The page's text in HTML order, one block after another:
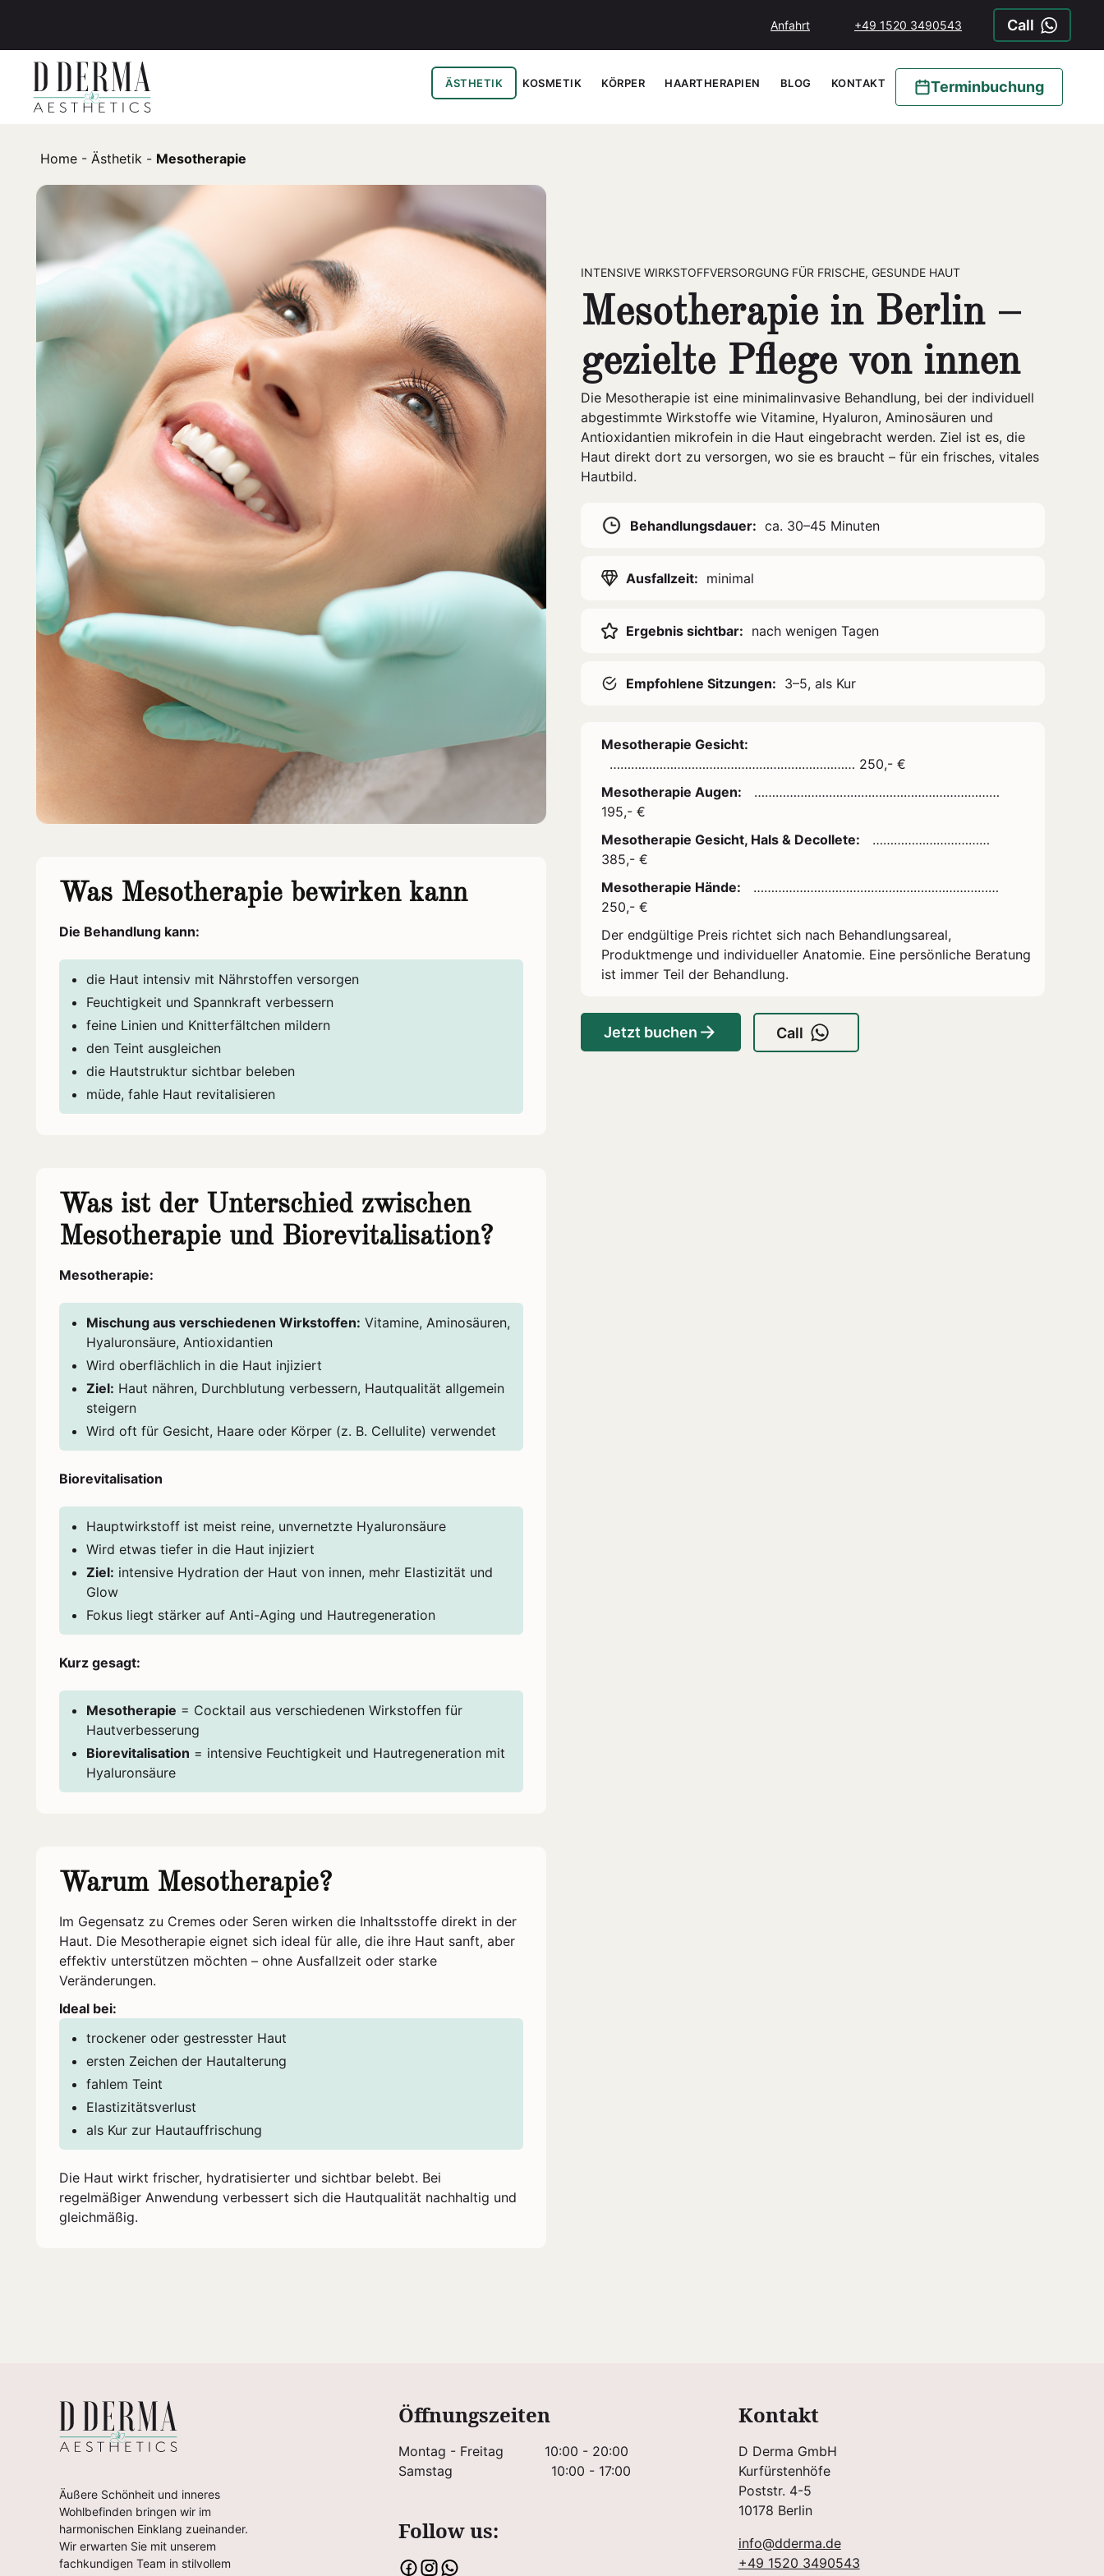
Zum Hauptinhalt springen
Anfahrt +49 1520 3490543 Call
ÄSTHETIK KOSMETIK KÖRPER HAARTHERAPIEN BLOG KONTAKT Terminbuchung
Home - Ästhetik - Mesotherapie
Was Mesotherapie bewirken kann
Die Behandlung kann:
die Haut intensiv mit Nährstoffen versorgen
Feuchtigkeit und Spannkraft verbessern
feine Linien und Knitterfältchen mildern
den Teint ausgleichen
die Hautstruktur sichtbar beleben
müde, fahle Haut revitalisieren
Was ist der Unterschied zwischen
Mesotherapie und Biorevitalisation?
Mesotherapie:
Mischung aus verschiedenen Wirkstoffen: Vitamine, Aminosäuren,
Hyaluronsäure, Antioxidantien
Wird oberflächlich in die Haut injiziert
Ziel: Haut nähren, Durchblutung verbessern, Hautqualität allgemein
steigern
Wird oft für Gesicht, Haare oder Körper (z. B. Cellulite) verwendet
Biorevitalisation
Hauptwirkstoff ist meist reine, unvernetzte Hyaluronsäure
Wird etwas tiefer in die Haut injiziert
Ziel: intensive Hydration der Haut von innen, mehr Elastizität und
Glow
Fokus liegt stärker auf Anti-Aging und Hautregeneration
Kurz gesagt:
Mesotherapie = Cocktail aus verschiedenen Wirkstoffen für
Hautverbesserung
Biorevitalisation = intensive Feuchtigkeit und Hautregeneration mit
Hyaluronsäure
Warum Mesotherapie?
Im Gegensatz zu Cremes oder Seren wirken die Inhaltsstoffe direkt in der
Haut. Die Mesotherapie eignet sich ideal für alle, die ihre Haut sanft, aber
effektiv unterstützen möchten – ohne Ausfallzeit oder starke
Veränderungen.
Ideal bei:
trockener oder gestresster Haut
ersten Zeichen der Hautalterung
fahlem Teint
Elastizitätsverlust
als Kur zur Hautauffrischung
Die Haut wirkt frischer, hydratisierter und sichtbar belebt. Bei
regelmäßiger Anwendung verbessert sich die Hautqualität nachhaltig und
gleichmäßig.
INTENSIVE WIRKSTOFFVERSORGUNG FÜR FRISCHE, GESUNDE HAUT
Mesotherapie in Berlin –
gezielte Pflege von innen
Die Mesotherapie ist eine minimalinvasive Behandlung, bei der individuell
abgestimmte Wirkstoffe wie Vitamine, Hyaluron, Aminosäuren und
Antioxidantien mikrofein in die Haut eingebracht werden. Ziel ist es, die
Haut direkt dort zu versorgen, wo sie es braucht – für ein frisches, vitales
Hautbild.
Behandlungsdauer: ca. 30–45 Minuten
Ausfallzeit: minimal
Ergebnis sichtbar: nach wenigen Tagen
Empfohlene Sitzungen: 3–5, als Kur
Mesotherapie Gesicht:
…………………………………………………………… 250,- €
Mesotherapie Augen:
……………………………………………………………
195,- €
Mesotherapie Gesicht, Hals & Decollete:
……………………………
385,- €
Mesotherapie Hände:
……………………………………………………………
250,- €
Der endgültige Preis richtet sich nach Behandlungsareal,
Produktmenge und individueller Anatomie. Eine persönliche Beratung
ist immer Teil der Behandlung.
Jetzt buchen Call
Äußere Schönheit und inneres
Wohlbefinden bringen wir im
harmonischen Einklang zueinander.
Wir erwarten Sie mit unserem
fachkundigen Team in stilvollem
Öffnungszeiten
Montag - Freitag 10:00 - 20:00
Samstag 10:00 - 17:00
Follow us:
Kontakt
D Derma GmbH
Kurfürstenhöfe
Poststr. 4-5
10178 Berlin
info@dderma.de
+49 1520 3490543